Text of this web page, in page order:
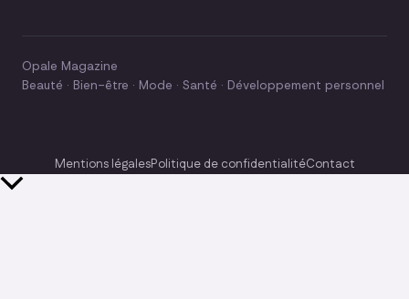
Opale Magazine
Beauté · Bien-être · Mode · Santé · Développement personnel
Mentions légalesPolitique de confidentialitéContact